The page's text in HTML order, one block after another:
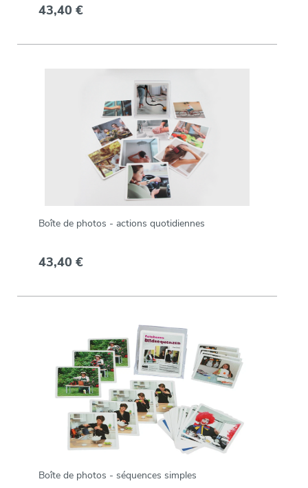
43,40 €
Boîte de photos - actions quotidiennes
43,40 €
Boîte de photos - séquences simples